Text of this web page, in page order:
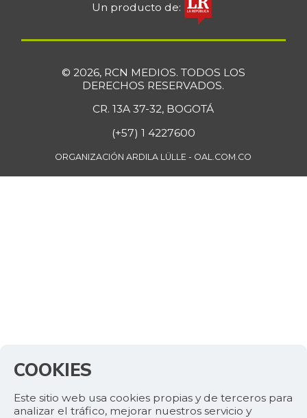
Un producto de:
© 2026, RCN MEDIOS. TODOS LOS
DERECHOS RESERVADOS.
CR. 13A 37-32, BOGOTÁ
(+57) 1 4227600
ORGANIZACIÓN ARDILA LÜLLE - OAL.COM.CO
COOKIES
Este sitio web usa cookies propias y de terceros para
analizar el tráfico, mejorar nuestros servicio y